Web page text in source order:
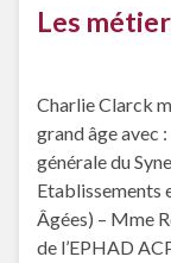
Les
Charlie Clarck
grand âge avec
générale du
Etablissements
Âgées) – Mme
de l’EPHAD